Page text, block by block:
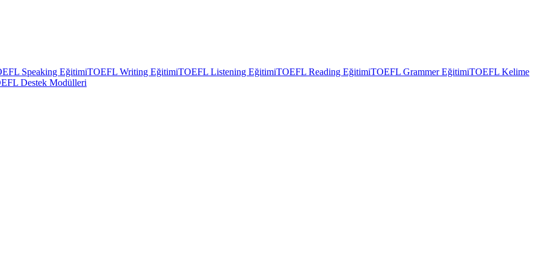
Speaking EğitimiTOEFL Writing EğitimiTOEFL Listening EğitimiTOEFL Reading EğitimiTOEFL Grammer EğitimiTOEFL Kelime
Destek Modülleri